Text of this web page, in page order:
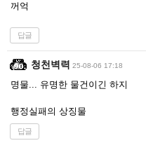
꺼억
답글
청천벽력 25-08-06 17:18
명물... 유명한 물건이긴 하지
행정실패의 상징물
답글